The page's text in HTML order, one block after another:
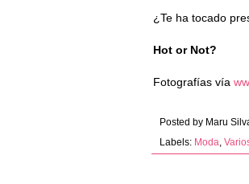
¿Te ha tocado
Hot or Not?
Fotografías vía
Posted by Maru
Labels: Moda